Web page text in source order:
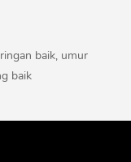
baik, umur
baik